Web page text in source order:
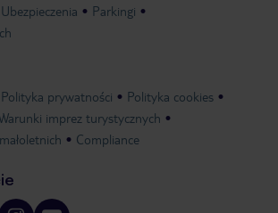
Ubezpieczenia
Parkingi
Polityka prywatności
Polityka cookies
imprez turystycznych
Compliance